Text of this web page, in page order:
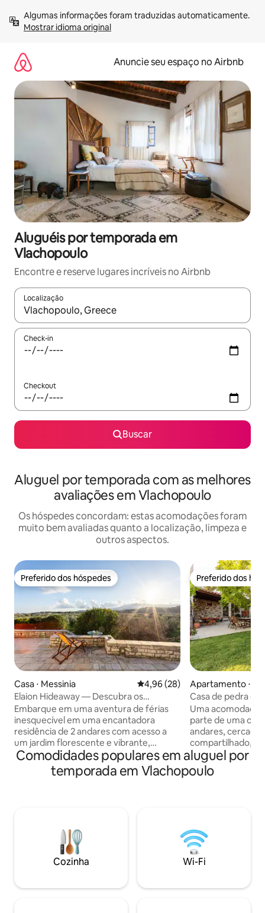
para
Mostrar idioma original
Anuncie seu espaço no Airbnb
Aluguéis por temporada em
Vlachopoulo
Encontre e reserve lugares incríveis no Airbnb
Localização
Quando os resultados estiverem disponíveis, explore-os
Check-in
Checkout
Buscar
Aluguel por temporada com as melhores
avaliações em Vlachopoulo
Os hóspedes concordam: estas acomodações foram
muito bem avaliadas quanto a localização, limpeza e
outros aspectos.
Preferido dos hóspedes
Preferido dos hóspedes
Casa ⋅ Messinia 4,96 de uma avaliação média
4,96 (28)
Elaion Hideaway — Descubra os
segredos de Petalidi
Embarque em uma aventura de férias
inesquecível em uma encantadora
residência de 2 andares com acesso a
um jardim florescente e vibrante,
cercado por olivais, a apenas 1 km da
praia e a 2,5 km de Petalidi! Descubra
tesouros escondidos ao longo da costa,
estacionamento privado estão
disponíveis. Além disso, um churrasco é
fornecido para sua diversão. Não perca a
oportunidade de um refúgio ideal!
Preferido dos
Preferido dos
Apartamento ⋅
Casa de pedra
em Petalidi
Uma
parte de uma
andares, cercada
compartilhado, a
praia de Karia,
incrível A uma
encontrará um
ideal para
nadar nas muitas
muitos pontos
estacionamento
Comodidades populares em aluguel por
temporada em Vlachopoulo
Cozinha Wi-Fi